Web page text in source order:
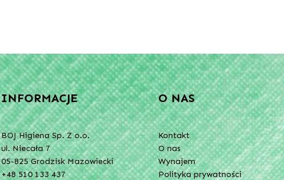
INFORMACJE
BOJ Higiena Sp. Z o.o.
ul. Niecała 7
05-825 Grodzisk Mazowiecki
+48 510 133 437
O NAS
Kontakt
O nas
Wynajem
Polityka prywatności